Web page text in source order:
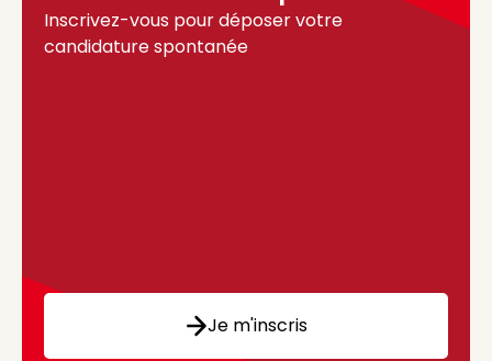
Inscrivez-vous pour déposer votre
candidature spontanée
Je m'inscris